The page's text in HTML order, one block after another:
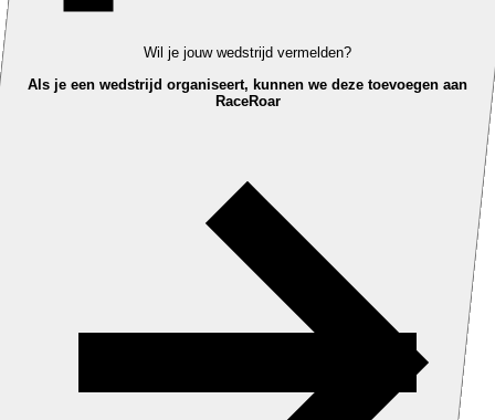
Wil je jouw wedstrijd vermelden?
Als je een wedstrijd organiseert, kunnen we deze toevoegen aan
RaceRoar